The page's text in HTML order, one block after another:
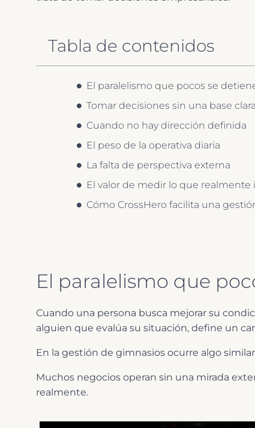
Tabla de contenidos
El paralelismo que pocos se
Tomar decisiones sin una base clara
Cuando no hay dirección definida
El peso de la operativa diaria
La falta de perspectiva externa
El valor de medir lo que realmente
Cómo CrossHero facilita una
El paralelismo que
Cuando una persona busca mejorar su
alguien que evalúa su situación, define un
En la gestión de gimnasios ocurre algo
Muchos negocios operan sin una mirada
realmente.